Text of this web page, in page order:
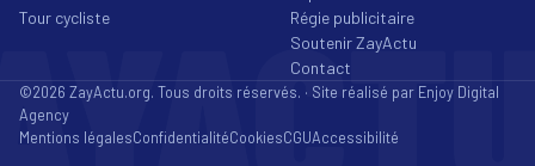
Tour cycliste
Régie publicitaire
Soutenir ZayActu
Contact
©2026 ZayActu.org. Tous droits réservés. · Site réalisé par Enjoy Digital
Agency
Mentions légalesConfidentialitéCookiesCGUAccessibilité